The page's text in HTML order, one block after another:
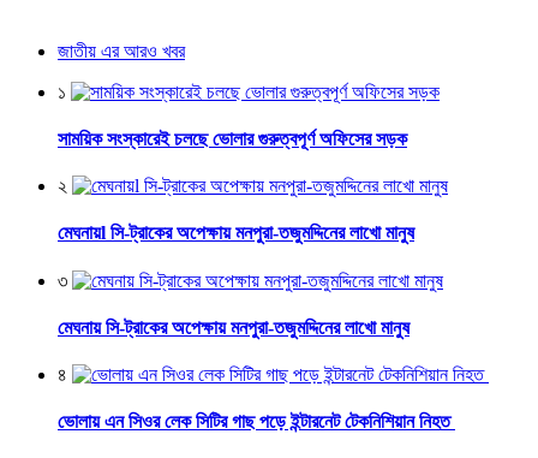
জাতীয় এর আরও খবর
১
সাময়িক সংস্কারেই চলছে ভোলার গুরুত্বপূর্ণ অফিসের সড়ক
২
মেঘনায়l সি-ট্রাকের অপেক্ষায় মনপুরা-তজুমদ্দিনের লাখো মানুষ
৩
মেঘনায় সি-ট্রাকের অপেক্ষায় মনপুরা-তজুমদ্দিনের লাখো মানুষ
৪
ভোলায় এন সিওর লেক সিটির গাছ পড়ে ইন্টারনেট টেকনিশিয়ান নিহত